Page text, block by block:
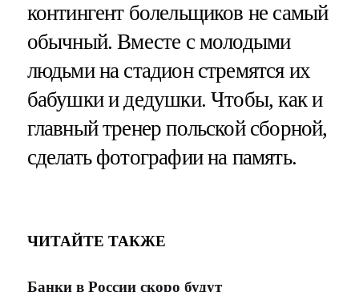
контингент болельщиков не самый
обычный. Вместе с молодыми
людьми на стадион стремятся их
бабушки и дедушки. Чтобы, как и
главный тренер польской сборной,
сделать фотографии на память.
ЧИТАЙТЕ ТАКЖЕ
Банки в России скоро будут